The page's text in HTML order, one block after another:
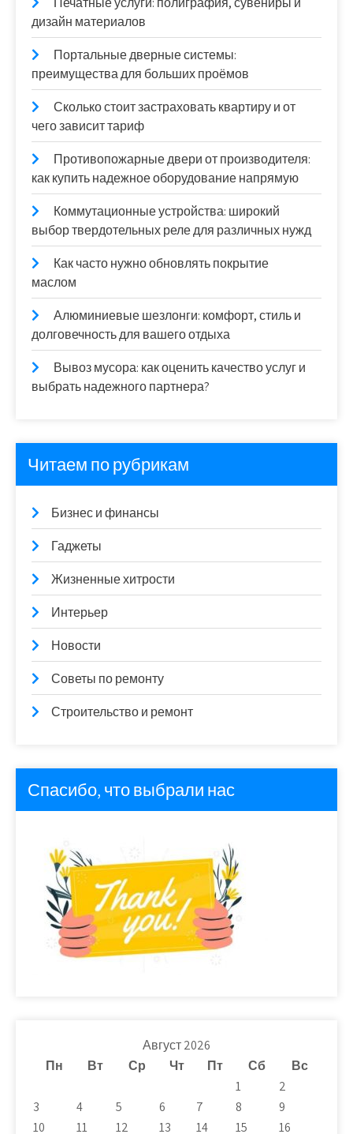
дизайн материалов
Портальные дверные системы:
преимущества для больших проёмов
Сколько стоит застраховать квартиру и от
чего зависит тариф
Противопожарные двери от производителя:
как купить надежное оборудование напрямую
Коммутационные устройства: широкий
выбор твердотельных реле для различных нужд
Как часто нужно обновлять покрытие
маслом
Алюминиевые шезлонги: комфорт, стиль и
долговечность для вашего отдыха
Вывоз мусора: как оценить качество услуг и
выбрать надежного партнера?
Читаем по рубрикам
Бизнес и финансы
Гаджеты
Жизненные хитрости
Интерьер
Новости
Советы по ремонту
Строительство и ремонт
Спасибо, что выбрали нас
Август 2026
Пн
Вт Ср Чт Пт Сб
Вс
1
2
3
4 5 6 7 8
9
10
11 12 13 14 15 16